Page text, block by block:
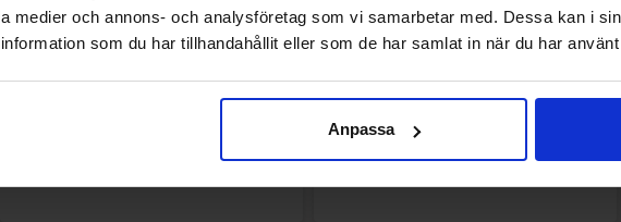
medier och annons- och analysföretag som vi samarbetar med. Dessa kan i
som du har tillhandahållit eller som de har samlat in när du har
Anpassa
Cadbury Dairy Milk Oreo Bites Bag 85g
Marabou Chokoladebar Mælkechokolade
32.90 kr